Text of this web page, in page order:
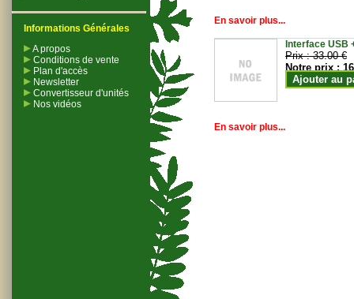
Informations Générales
A propos
Conditions de vente
Plan d'accès
Newsletter
Convertisseur d'unités
Nos vidéos
En savoir plus...
Interface USB
Prix :33.00 €
Notre prix :
Ajouter au
En savoir plus...